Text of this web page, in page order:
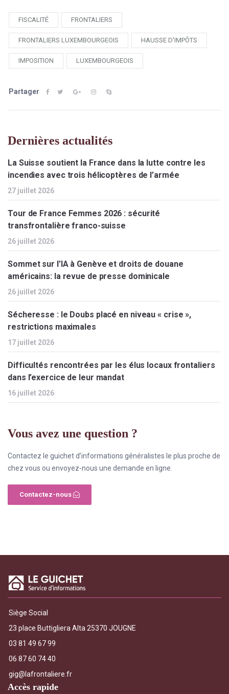
FISCALITÉ FRONTALIERS
FRONTALIERS LUXEMBOURGEOIS HAUSSE D'IMPÔTS
IMPOSITION LUXEMBOURGEOIS
Partager
Dernières actualités
La Suisse soutient la France dans la lutte contre les
incendies avec trois hélicoptères de l’armée
27 juillet 2026
Tour de France Femmes 2026 : sécurité
transfrontalière franco-suisse
26 juillet 2026
Sommet sur l’IA à Genève et droits de douane
américains: la revue de presse dominicale
26 juillet 2026
Sécheresse : le Doubs placé en niveau « crise »,
restrictions maximales
17 juillet 2026
Difficultés rencontrées par les élus locaux frontaliers
dans l’exercice de leur mandat
16 juillet 2026
Vous avez une question ?
Contactez le guichet d’informations généralistes le plus proche de
chez vous ou envoyez-nous une demande en ligne.
Contactez-nous
Siège Social
23 place Buttigliera Alta 25370 JOUGNE
03 81 49 67 99
06 87 60 74 40
gig@lafrontaliere.fr
Accès rapide